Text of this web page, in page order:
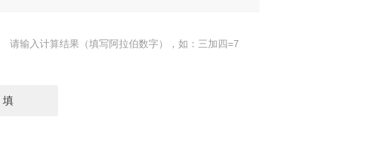
请输入计算结果（填写阿拉伯数字），如：三加四=7